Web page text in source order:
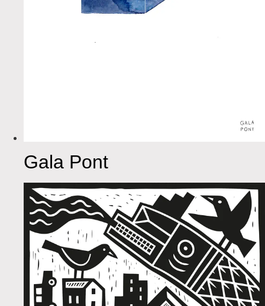
Gala Pont